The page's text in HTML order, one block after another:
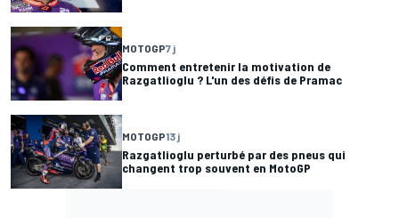
MOTOGP7 j
Comment entretenir la motivation de
Razgatlioglu ? L'un des défis de Pramac
MOTOGP13 j
Razgatlioglu perturbé par des pneus qui
changent trop souvent en MotoGP